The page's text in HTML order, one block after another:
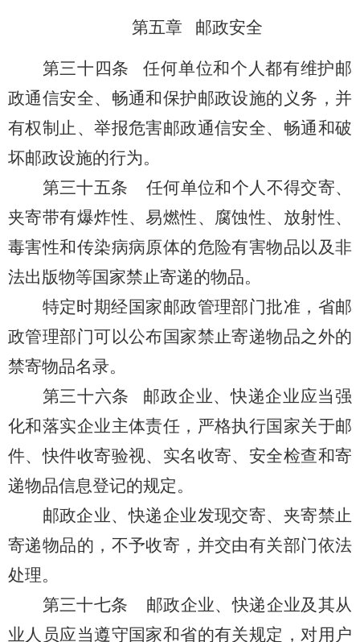
第五章 邮政安全
第三十四条 任何单位和个人都有维护邮
政通信安全、畅通和保护邮政设施的义务，并
有权制止、举报危害邮政通信安全、畅通和破
坏邮政设施的行为。
第三十五条
任何单位和个人不得交寄、
夹寄带有爆炸性、易燃性、腐蚀性、放射性、
毒害性和传染病病原体的危险有害物品以及非
法出版物等国家禁止寄递的物品。
特定时期经国家邮政管理部门批准，省邮
政管理部门可以公布国家禁止寄递物品之外的
禁寄物品名录。
第三十六条 邮政企业、快递企业应当强
化和落实企业主体责任，严格执行国家关于邮
件、快件收寄验视、实名收寄、安全检查和寄
递物品信息登记的规定。
邮政企业、快递企业发现交寄、夹寄禁止
寄递物品的，不予收寄，并交由有关部门依法
处理。
第三十七条 邮政企业、快递企业及其从
业人员应当遵守国家和省的有关规定，对用户